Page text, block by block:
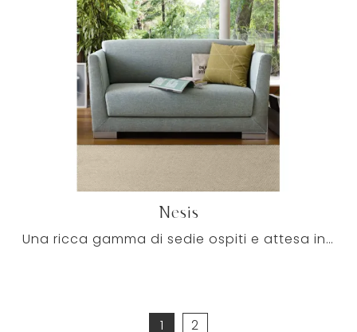
Nesis
Una ricca gamma di sedie ospiti e attesa in tessuto ti aspetta! Il modello Nesis di Milani ti aspetta!
1 2